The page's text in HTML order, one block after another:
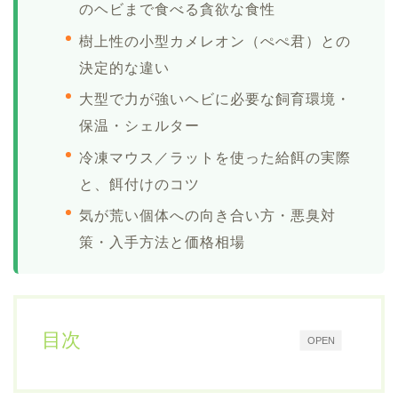
のヘビまで食べる貪欲な食性
樹上性の小型カメレオン（ぺぺ君）との
決定的な違い
大型で力が強いヘビに必要な飼育環境・
保温・シェルター
冷凍マウス／ラットを使った給餌の実際
と、餌付けのコツ
気が荒い個体への向き合い方・悪臭対
策・入手方法と価格相場
OPEN
目次